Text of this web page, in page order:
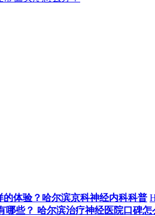
体验？哈尔滨京科神经内科科普
哪些？ 哈尔滨治疗神经医院口碑怎